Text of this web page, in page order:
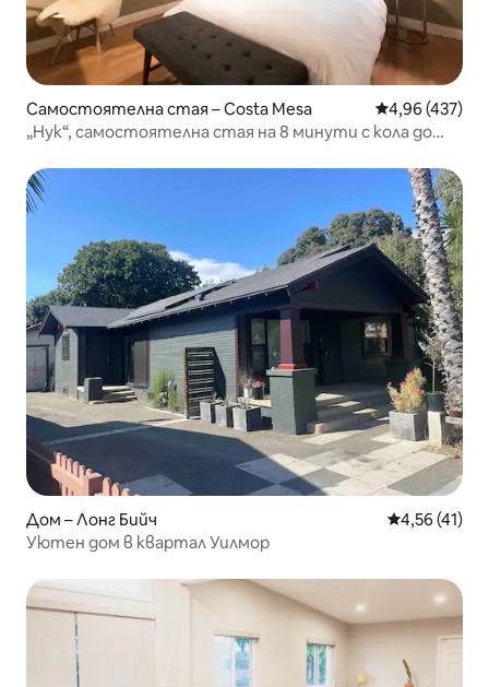
Самостоятелна стая – Costa Mesa Средна
4,96 (437)
„Нук“, самостоятелна стая на 8 минути с кола до
Дом – Лонг Бийч Средна
4,56 (41)
Уютен дом в квартал Уилмор